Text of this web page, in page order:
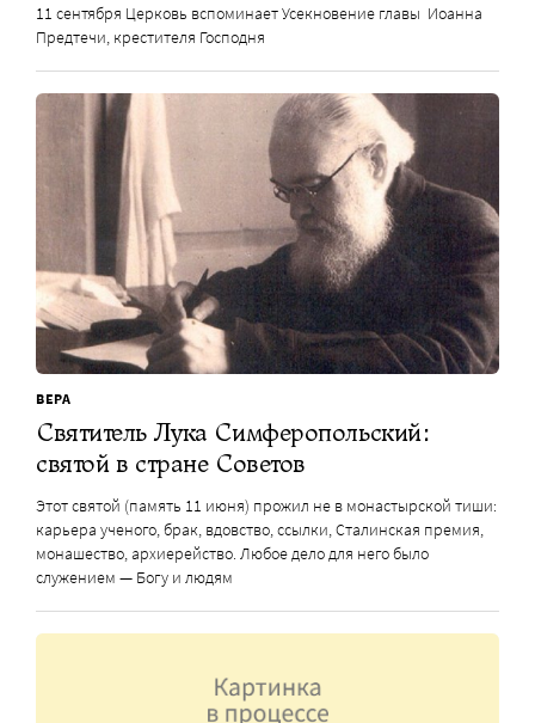
11 сентября Церковь вспоминает Усекновение главы Иоанна
Предтечи, крестителя Господня
ВЕРА
Святитель Лука Симферопольский:
святой в стране Советов
Этот святой (память 11 июня) прожил не в монастырской тиши:
карьера ученого, брак, вдовство, ссылки, Сталинская премия,
монашество, архиерейство. Любое дело для него было
служением — Богу и людям